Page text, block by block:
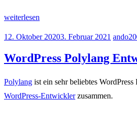
weiterlesen
12. Oktober 20203. Februar 2021
WordPress Polylang
Polylang ist ein sehr beliebtes
WordPress-Entwicklerzusammen.